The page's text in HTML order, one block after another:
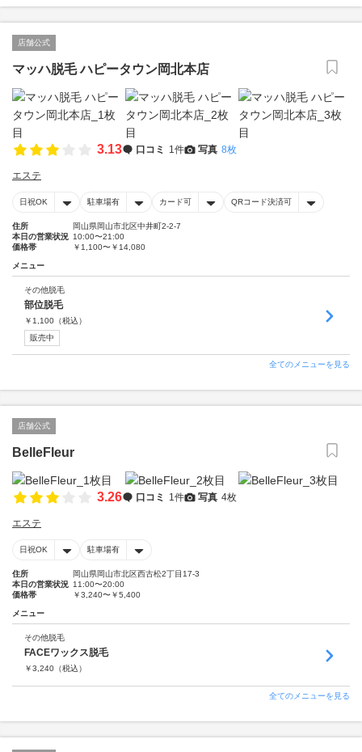
店舗公式
マッハ脱毛 ハピータウン岡北本店
3.13 口コミ 1件 写真 8枚
エステ
日祝OK 駐車場有 カード可 QRコード決済可
住所
岡山県岡山市北区中井町2-2-7
本日の営業状況 10:00〜21:00
価格帯
￥1,100〜￥14,080
メニュー
その他脱毛
部位脱毛
￥ 1,100 （税込）
販売中
全てのメニューを見る
店舗公式
BelleFleur
3.26 口コミ 1件 写真 4枚
エステ
日祝OK 駐車場有
住所
岡山県岡山市北区西古松2丁目17-3
本日の営業状況 11:00〜20:00
価格帯
￥3,240〜￥5,400
メニュー
その他脱毛
FACEワックス脱毛
￥3,240 （税込）
全てのメニューを見る